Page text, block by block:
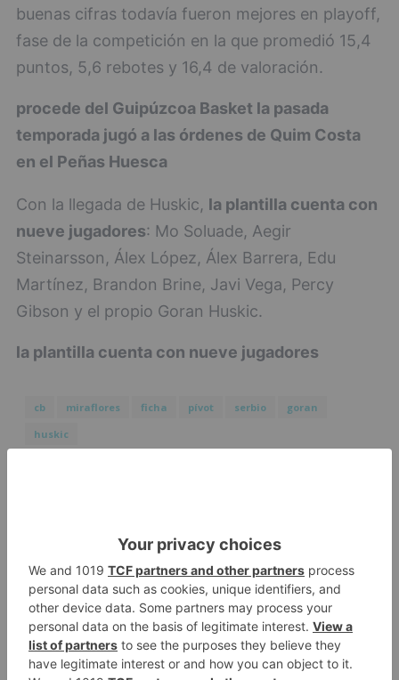
buenas cifras todavía fueron mejores en playoff,
fase de la competición en la que promedió 15,4
puntos, 5,6 rebotes y 16,4 de valoración.
procede del Guipúzcoa Basket la pasada
temporada jugó a las órdenes de Quim Costa
en el Peñas Huesca
Con la llegada de Huskic, la plantilla cuenta con
nueve jugadores: Mo Soluade, Aegir
Steinarsson, Álex López, Álex Barrera, Edu
Martínez, Brandon Brine, Javi Vega, Percy
Gibson y el propio Goran Huskic.
la plantilla cuenta con nueve jugadores
cb miraflores ficha pívot serbio
goran
huskic
ENDESA
LO + VISTO
1
Barrio (PSOE) denuncia que la
apertura del Castillo responde a
“una foto” y no a la culminación
del proyecto